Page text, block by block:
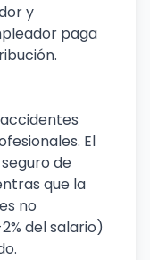
y
paga
El
de
que la
no
del salario)